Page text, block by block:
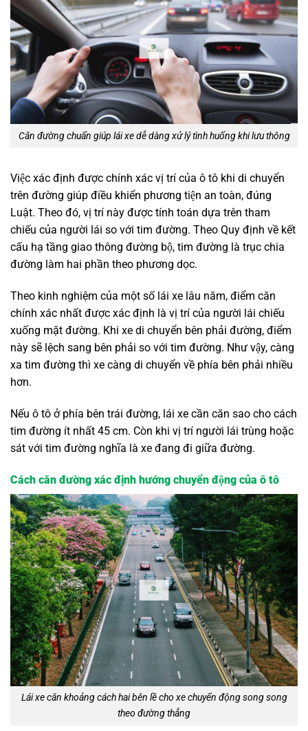
Căn đường chuẩn giúp lái xe dễ dàng xử lý tình huống khi lưu thông
Việc xác định được chính xác vị trí của ô tô khi di chuyển
trên đường giúp điều khiển phương tiện an toàn, đúng
Luật. Theo đó, vị trí này được tính toán dựa trên tham
chiếu của người lái so với tim đường. Theo Quy định về kết
cấu hạ tầng giao thông đường bộ, tim đường là trục chia
đường làm hai phần theo phương dọc.
Theo kinh nghiệm của một số lái xe lâu năm, điểm căn
chính xác nhất được xác định là vị trí của người lái chiếu
xuống mặt đường. Khi xe di chuyển bên phải đường, điểm
này sẽ lệch sang bên phải so với tim đường. Như vậy, càng
xa tim đường thì xe càng di chuyển về phía bên phải nhiều
hơn.
Nếu ô tô ở phía bên trái đường, lái xe cần căn sao cho cách
tim đường ít nhất 45 cm. Còn khi vị trí người lái trùng hoặc
sát với tim đường nghĩa là xe đang đi giữa đường.
Cách căn đường xác định hướng chuyển động của ô tô
Lái xe căn khoảng cách hai bên lề cho xe chuyển động song song
theo đường thẳng